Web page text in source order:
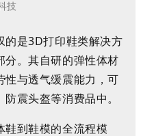
技
的是3D打印鞋类解决方
分。其自研的弹性体材
性与透气缓震能力，可
震头盔等消费品中。
鞋到鞋模的全流程模